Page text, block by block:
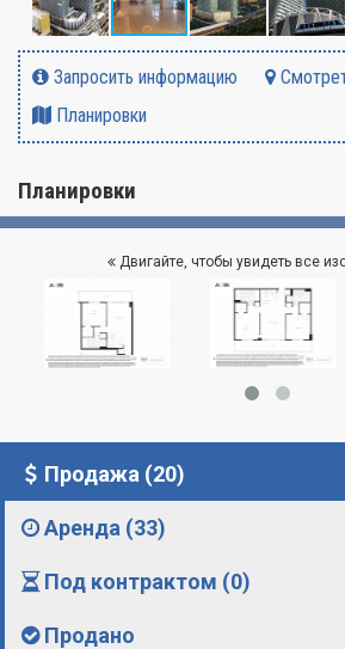
Запросить информацию
Планировки
Планировки
Двигайте, чтобы увидеть все
Продажа (20)
Аренда (33)
Под контрактом (0)
Продано